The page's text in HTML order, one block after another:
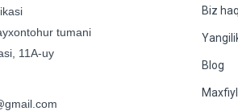
tumani
11A-uy
Biz
Blog